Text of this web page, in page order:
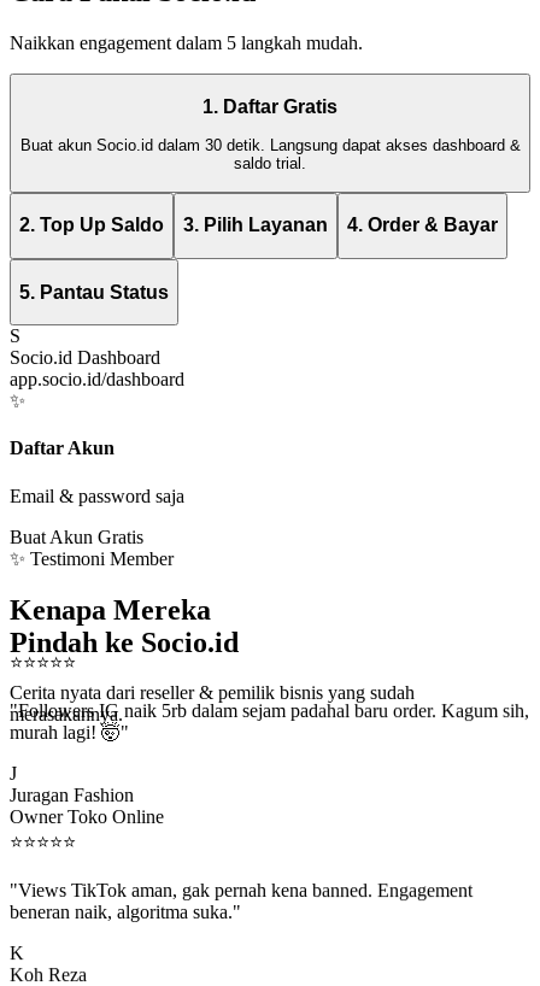
Naikkan engagement dalam 5 langkah mudah.
1. Daftar Gratis
Buat akun Socio.id dalam 30 detik. Langsung dapat akses dashboard &
saldo trial.
2. Top Up Saldo 3. Pilih Layanan 4. Order & Bayar
5. Pantau Status
S
Socio.id Dashboard
app.socio.id/dashboard
✨
Daftar Akun
Email & password saja
Buat Akun Gratis
✨ Testimoni Member
Kenapa Mereka
Pindah ke Socio.id
Cerita nyata dari reseller & pemilik bisnis yang sudah
merasakannya.
⭐⭐⭐⭐⭐
"Followers IG naik 5rb dalam sejam padahal baru order. Kagum sih,
murah lagi! 🤯"
Juragan Fashion
Owner Toko Online
⭐⭐⭐⭐ ⭐
beneran naik, algoritma suka."
Koh Reza
Content Creator